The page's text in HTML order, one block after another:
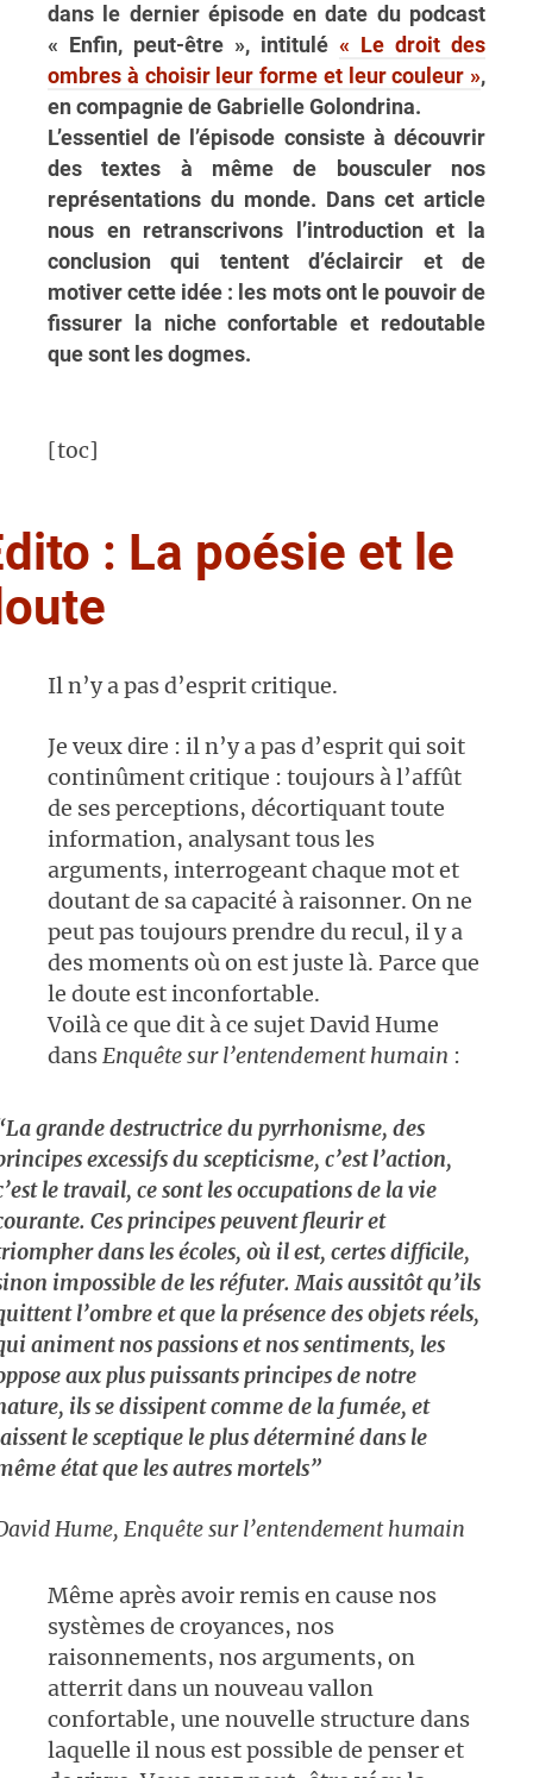
dans le dernier épisode en date du podcast
« Enfin, peut-être », intitulé « Le droit des
ombres à choisir leur forme et leur couleur »,
en compagnie de Gabrielle Golondrina.
L’essentiel de l’épisode consiste à découvrir
des textes à même de bousculer nos
représentations du monde. Dans cet article
nous en retranscrivons l’introduction et la
conclusion qui tentent d’éclaircir et de
motiver cette idée : les mots ont le pouvoir de
fissurer la niche confortable et redoutable
que sont les dogmes.
[toc]
: La poésie et le
Il n’y a pas d’esprit critique.
Je veux dire : il n’y a pas d’esprit qui soit
continûment critique : toujours à l’affût
de ses perceptions, décortiquant toute
information, analysant tous les
arguments, interrogeant chaque mot et
doutant de sa capacité à raisonner. On ne
peut pas toujours prendre du recul, il y a
des moments où on est juste là. Parce que
le doute est inconfortable.
Voilà ce que dit à ce sujet David Hume
dans Enquête sur l’entendement humain :
grande destructrice du pyrrhonisme, des
excessifs du scepticisme, c’est l’action,
le travail, ce sont les occupations de la vie
Ces principes peuvent fleurir et
dans les écoles, où il est, certes difficile,
impossible de les réfuter. Mais aussitôt qu’ils
l’ombre et que la présence des objets réels,
animent nos passions et nos sentiments, les
aux plus puissants principes de notre
ils se dissipent comme de la fumée, et
le sceptique le plus déterminé dans le
état que les autres mortels”
Hume, Enquête sur l’entendement humain
Même après avoir remis en cause nos
systèmes de croyances, nos
raisonnements, nos arguments, on
atterrit dans un nouveau vallon
confortable, une nouvelle structure dans
laquelle il nous est possible de penser et